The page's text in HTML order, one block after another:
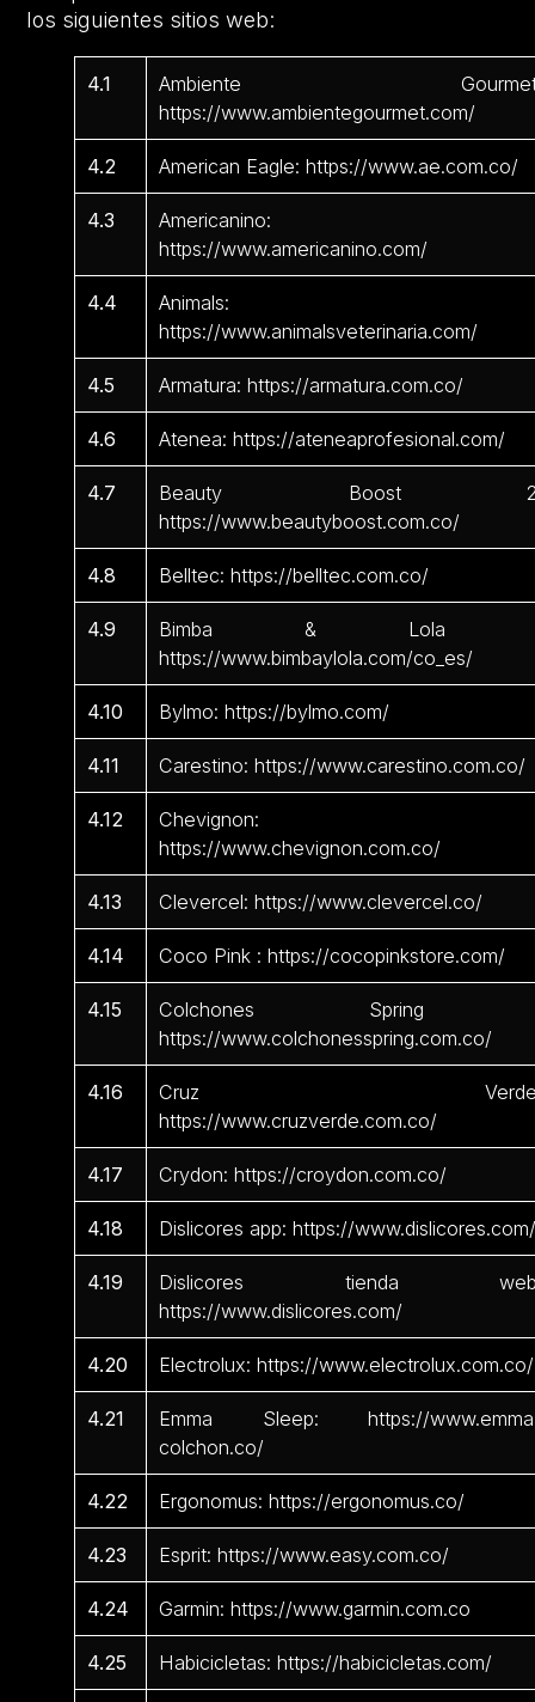
los siguientes sitios web:
4.1
Ambiente
https://www.ambientegourmet.com/
4.2 American Eagle: https://www.ae.com.co/
4.3
Americanino:
https://www.americanino.com/
4.4
Animals:
https://www.animalsveterinaria.com/
4.5 Armatura: https://armatura.com.co/
4.6 Atenea: https://ateneaprofesional.com/
4.7
Beauty Boost
https://www.beautyboost.com.co/
4.8 Belltec: https://belltec.com.co/
4.9
Bimba & Lola
https://www.bimbaylola.com/co_es/
4.10 Bylmo: https://bylmo.com/
4.11 Carestino: https://www.carestino.com.co/
4.12
Chevignon:
https://www.chevignon.com.co/
4.13 Clevercel: https://www.clevercel.co/
4.14 Coco Pink : https://cocopinkstore.com/
4.15
Colchones Spring
https://www.colchonesspring.com.co/
4.16
Cruz
https://www.cruzverde.com.co/
4.17 Crydon: https://croydon.com.co/
4.18 Dislicores app: https://
4.19
Dislicores tienda
https://www.dislicores.com/
4.20 Electrolux: https://www.electrolux.com.co/
4.21
Emma Sleep: https://
colchon.co/
4.22 Ergonomus: https://ergonomus.co/
4.23 Esprit: https://www.easy.com.co/
4.24 Garmin: https://www.garmin.com.co
4.25 Habicicletas: https://habicicletas.com/